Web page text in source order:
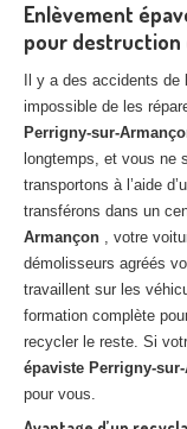
Centre agréé
DOCUMENTSÀ
RACHAT
CONTACT
Enlèvement
pour destruction
Il y a des accidents
impossible de les
Perrigny-sur-
longtemps, et vous ne
transportons à l’aide
transférons dans un
Armançon , votre
démolisseurs agréés
travaillent sur les
formation complète
recycler le reste. Si
épaviste Perrigny-
pour vous.